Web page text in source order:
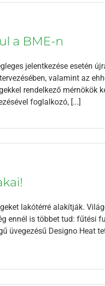
a BME-n
jelentkezése esetén
valamint az
rendelkező mérnökök
foglalkozó, [...]
lakótérré alakítják.
ennél is többet tud: fűtési
üvegezésű Designo Heat